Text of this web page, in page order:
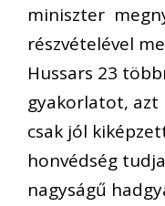
miniszter
részvételével
Hussars 23
gyakorlatot,
csak jól
honvédség
nagyságű